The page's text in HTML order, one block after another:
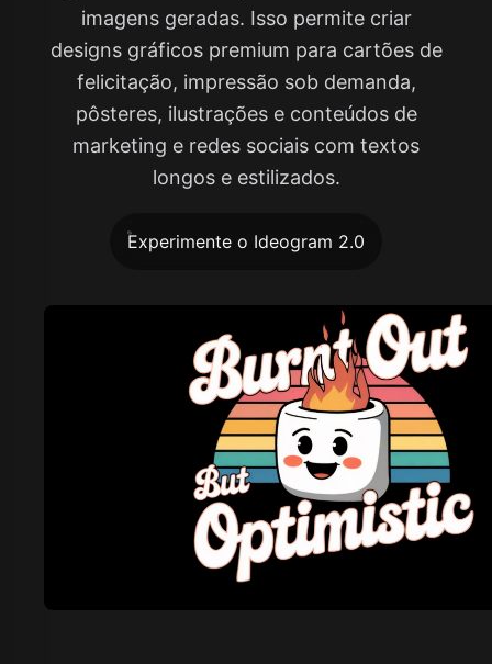
imagens geradas. Isso permite criar
designs gráficos premium para cartões de
felicitação, impressão sob demanda,
pôsteres, ilustrações e conteúdos de
marketing e redes sociais com textos
longos e estilizados.
Experimente o Ideogram 2.0